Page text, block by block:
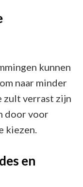
kunnen
naar minder
zult verrast zijn
door voor
kiezen.
en